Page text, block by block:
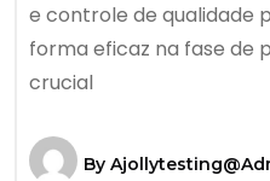
e controle de qualidade
forma eficaz na fase de
crucial
By